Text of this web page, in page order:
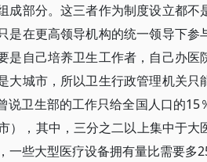
成部分。这三者作为制度设立都不
是在更高领导机构的统一领导下参
是自己培养卫生工作者，自己办医
大城市，所以卫生行政管理机关只
卫生部的工作只给全国人口的15
），其中，三分之二以上集中于大
一些大型医疗设备拥有量比需要多